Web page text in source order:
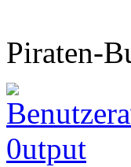
Piraten-
0utput